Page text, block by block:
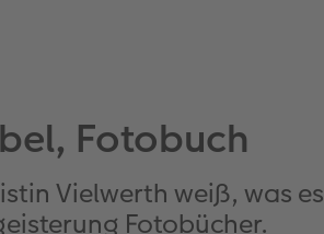
Fotobuch
Vielwerth weiß, was es
Fotobücher.